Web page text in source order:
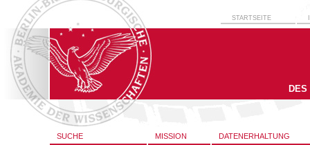
STARTSEITE
SUCHE MISSION DATENERHALTUNG